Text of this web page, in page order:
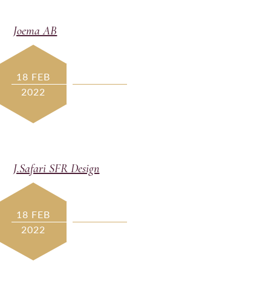
Joema AB
18 FEB
2022
J.Safari SFR Design
18 FEB
2022